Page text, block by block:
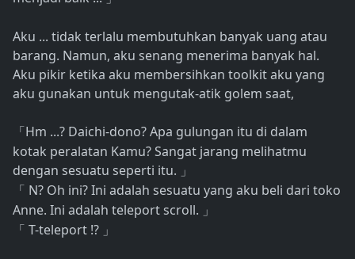
Aku ... tidak terlalu membutuhkan banyak uang atau
barang. Namun, aku senang menerima banyak hal.
Aku pikir ketika aku membersihkan toolkit aku yang
aku gunakan untuk mengutak-atik golem saat,
「 Hm ...? Daichi-dono? Apa gulungan itu di dalam
kotak peralatan Kamu? Sangat jarang melihatmu
dengan sesuatu seperti itu.
」
「
N? Oh ini? Ini adalah sesuatu yang aku beli dari toko
Anne. Ini adalah teleport scroll.
」
「 T-teleport !? 」